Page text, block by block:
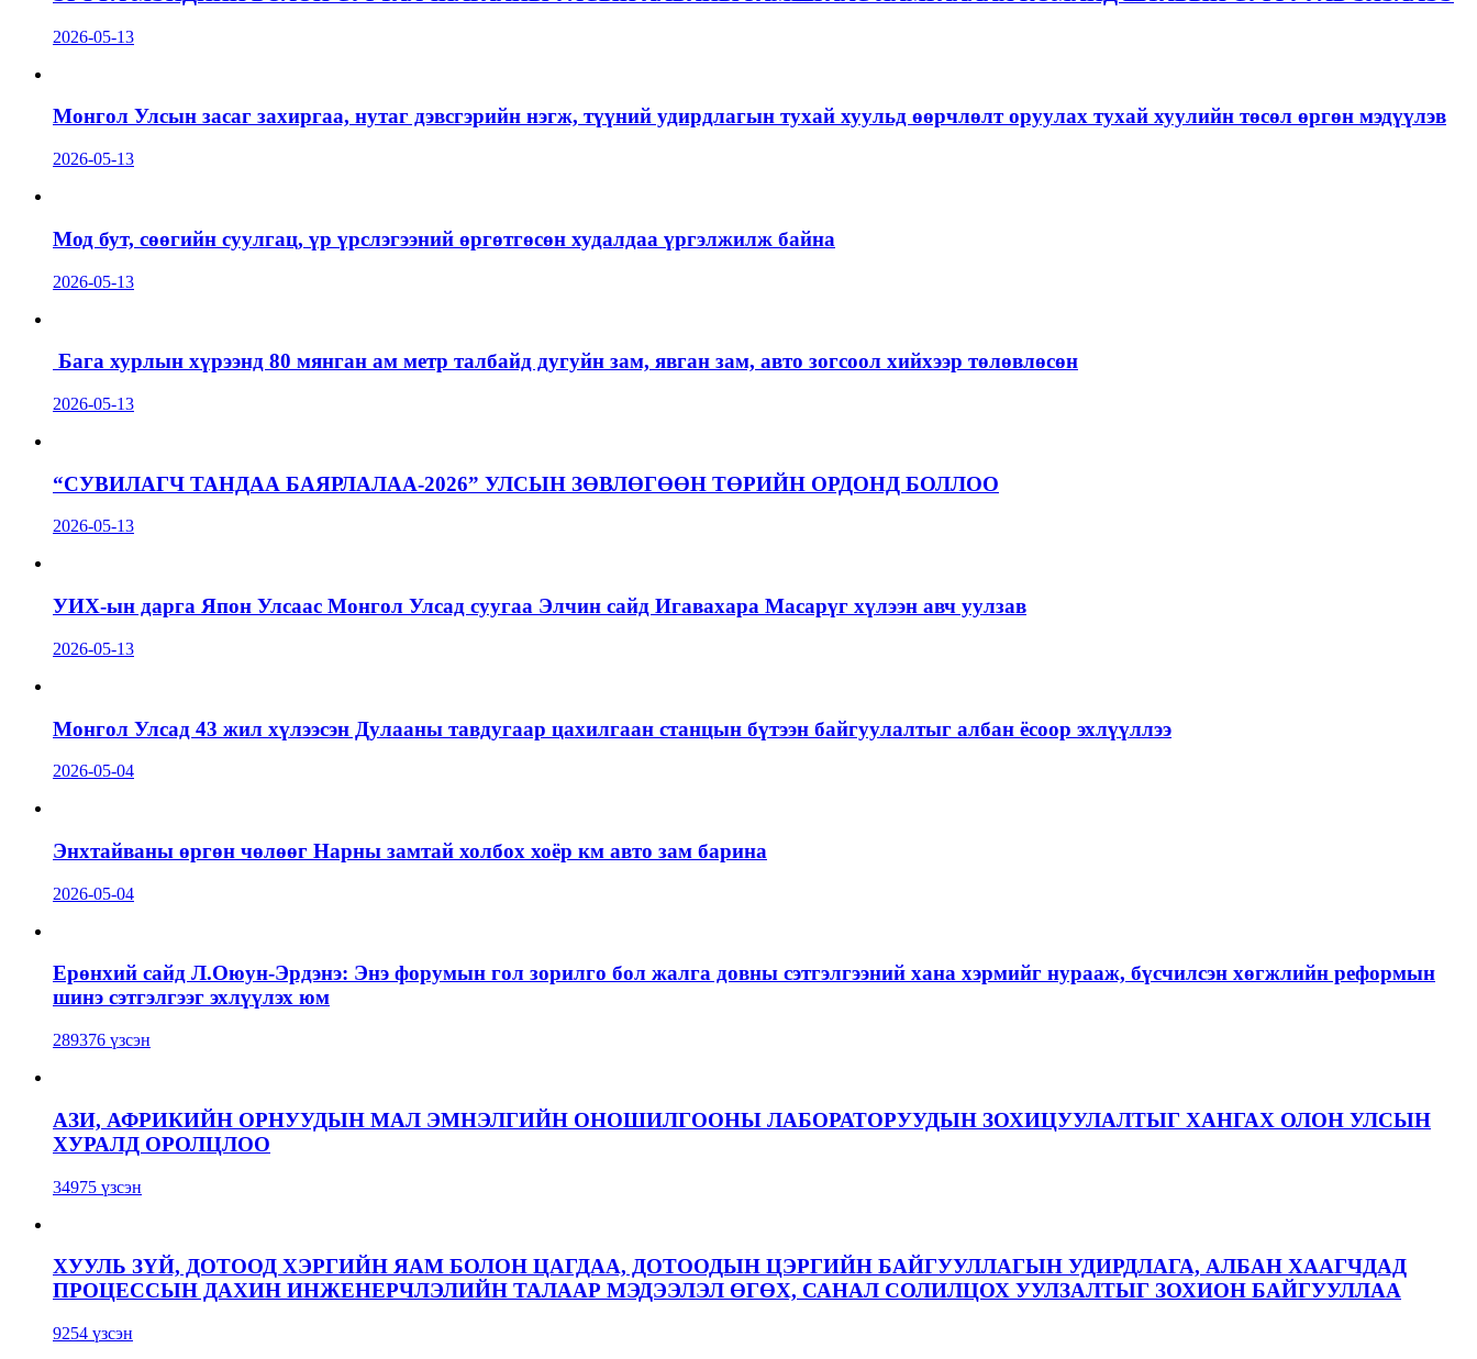
2026-05-13
Монгол Улсын засаг захиргаа, нутаг дэвсгэрийн нэгж, түүний удирдлагын тухай хуульд өөрчлөлт оруулах тухай хуулийн төсөл өргөн мэдүүлэв
2026-05-13
Мод бут, сөөгийн суулгац, үр үрслэгээний өргөтгөсөн худалдаа үргэлжилж байна
2026-05-13
Бага хурлын хүрээнд 80 мянган ам метр талбайд дугуйн зам, явган зам, авто зогсоол хийхээр төлөвлөсөн
2026-05-13
“СУВИЛАГЧ ТАНДАА БАЯРЛАЛАА-2026” УЛСЫН ЗӨВЛӨГӨӨН ТӨРИЙН ОРДОНД БОЛЛОО
2026-05-13
УИХ-ын дарга Япон Улсаас Монгол Улсад суугаа Элчин сайд Игавахара Масарүг хүлээн авч уулзав
2026-05-13
Монгол Улсад 43 жил хүлээсэн Дулааны тавдугаар цахилгаан станцын бүтээн байгуулалтыг албан ёсоор эхлүүллээ
2026-05-04
Энхтайваны өргөн чөлөөг Нарны замтай холбох хоёр км авто зам барина
2026-05-04
Ерөнхий сайд Л.Оюун-Эрдэнэ: Энэ форумын гол зорилго бол жалга довны сэтгэлгээний хана хэрмийг нурааж, бүсчилсэн хөгжлийн реформын
шинэ сэтгэлгээг эхлүүлэх юм
289376 үзсэн
АЗИ, АФРИКИЙН ОРНУУДЫН МАЛ ЭМНЭЛГИЙН ОНОШИЛГООНЫ ЛАБОРАТОРУУДЫН ЗОХИЦУУЛАЛТЫГ ХАНГАХ ОЛОН УЛСЫН
ХУРАЛД ОРОЛЦЛОО
34975 үзсэн
ХУУЛЬ ЗҮЙ, ДОТООД ХЭРГИЙН ЯАМ БОЛОН ЦАГДАА, ДОТООДЫН ЦЭРГИЙН БАЙГУУЛЛАГЫН УДИРДЛАГА, АЛБАН ХААГЧДАД
ПРОЦЕССЫН ДАХИН ИНЖЕНЕРЧЛЭЛИЙН ТАЛААР МЭДЭЭЛЭЛ ӨГӨХ, САНАЛ СОЛИЛЦОХ УУЛЗАЛТЫГ ЗОХИОН БАЙГУУЛЛАА
9254 үзсэн